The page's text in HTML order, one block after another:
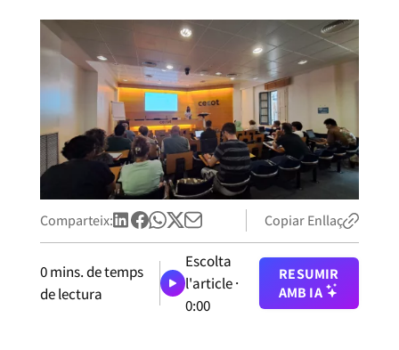
Comparteix: Copiar Enllaç
0mins. de temps
de lectura
Escolta
l'article ·
0:00
RESUMIR
AMB IA